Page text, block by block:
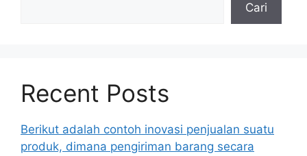
Cari
Recent Posts
Berikut adalah contoh inovasi penjualan suatu
produk, dimana pengiriman barang secara